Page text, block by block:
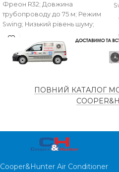
Фреон R32; Довжина
трубопроводу до 75 м; Режим
Swing; Низький рівень шуму;
Інтелектуальне
розморожування
НАЯВНІСТЬ НА
ПЛОЩА
ПРИМІЩЕННЯ
ПОВНИЙ КАТАЛОГ
Cooper&Hunter Air Conditioner